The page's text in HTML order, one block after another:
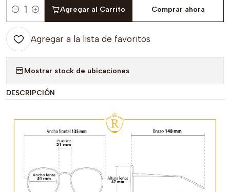
Cantidad
Agregar al Carrito Comprar ahora
Agregar a la lista de favoritos
Mostrar stock de ubicaciones
DESCRIPCIÓN